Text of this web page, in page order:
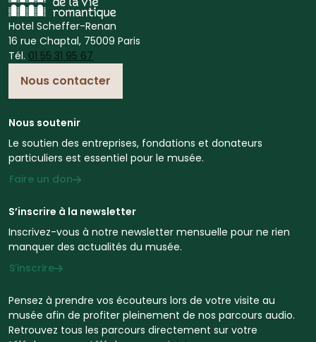
Hotel Scheffer-Renan
16 rue Chaptal, 75009 Paris
Tél. 01 55 31 95 67
Nous contacter
Nous soutenir
Le soutien des entreprises, fondations et donateurs
particuliers est essentiel pour le musée.
Faire un don
S’inscrire à la newsletter
Inscrivez-vous à notre newsletter mensuelle pour ne rien
manquer des actualités du musée.
S’inscrire
Pensez à prendre vos écouteurs lors de votre visite au
musée afin de profiter pleinement de nos parcours audio.
Retrouvez tous les parcours directement sur votre